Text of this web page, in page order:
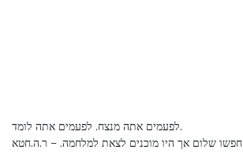
לפעמים אתה מנצח. לפעמים אתה לומד.
חפשו שלום אך היו מוכנים לצאת למלחמה. – ר.ה.חטא